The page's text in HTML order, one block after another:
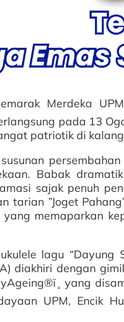
Merdeka
pada 13
patriotik di
Babak
sajak penuh
tarian ”Joget
memaparkan
lagu “Dayung
diakhiri dengan
yang
UPM, Encik